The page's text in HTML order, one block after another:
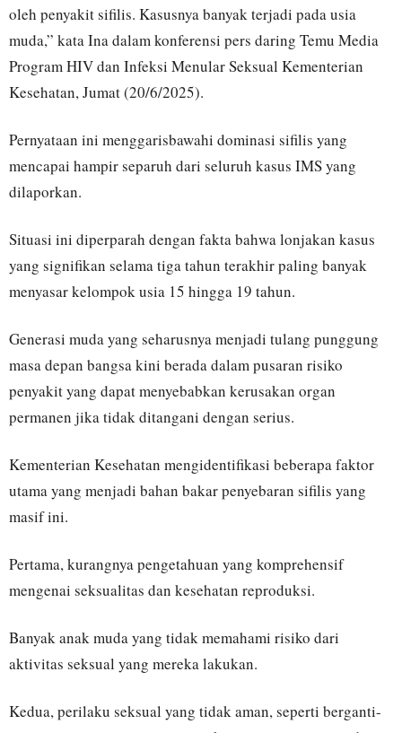
oleh penyakit sifilis. Kasusnya banyak terjadi pada usia
muda,” kata Ina dalam konferensi pers daring Temu Media
Program HIV dan Infeksi Menular Seksual Kementerian
Kesehatan, Jumat (20/6/2025).
Pernyataan ini menggarisbawahi dominasi sifilis yang
mencapai hampir separuh dari seluruh kasus IMS yang
dilaporkan.
Situasi ini diperparah dengan fakta bahwa lonjakan kasus
yang signifikan selama tiga tahun terakhir paling banyak
menyasar kelompok usia 15 hingga 19 tahun.
Generasi muda yang seharusnya menjadi tulang punggung
masa depan bangsa kini berada dalam pusaran risiko
penyakit yang dapat menyebabkan kerusakan organ
permanen jika tidak ditangani dengan serius.
Kementerian Kesehatan mengidentifikasi beberapa faktor
utama yang menjadi bahan bakar penyebaran sifilis yang
masif ini.
Pertama, kurangnya pengetahuan yang komprehensif
mengenai seksualitas dan kesehatan reproduksi.
Banyak anak muda yang tidak memahami risiko dari
aktivitas seksual yang mereka lakukan.
Kedua, perilaku seksual yang tidak aman, seperti berganti-